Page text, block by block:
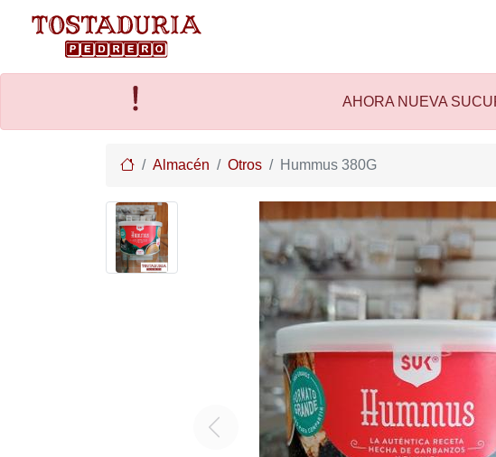
AHORA NUEVA
HomeAlmacén Otros Hummus 380G
Previous